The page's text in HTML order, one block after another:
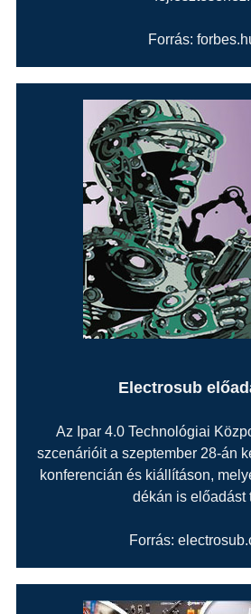
Forrás:
Electrosub
Az Ipar 4.0 Technológiai
szcenárióit a szeptember 28-án
konferencián és kiállításon,
dékán is előadást
Forrás: